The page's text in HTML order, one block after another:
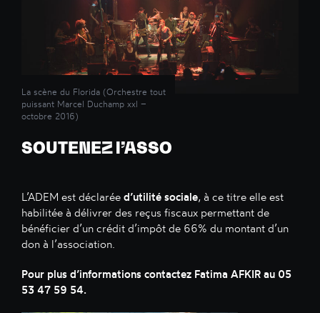
La scène du Florida (Orchestre tout
puissant Marcel Duchamp xxl –
octobre 2016)
SOUTENEZ l’ASSO
L’ADEM est déclarée d’utilité sociale, à ce titre elle est
habilitée à délivrer des reçus fiscaux permettant de
bénéficier d’un crédit d’impôt de 66% du montant d’un
don à l’association.
Pour plus d’informations contactez Fatima AFKIR au 05
53 47 59 54.